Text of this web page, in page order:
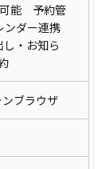
可能 予約管
ダー連携
・お知ら
ブラウザ